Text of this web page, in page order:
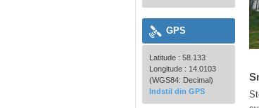
GPS
Latitude : 58.133
Longitude : 14.0103
(WGS84: Decimal)
Indstil din GPS